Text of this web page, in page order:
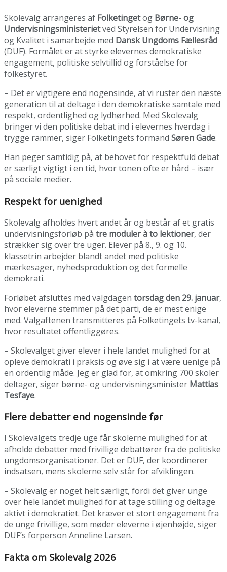
Skolevalg arrangeres af Folketingetog Børne- og
Undervisningsministerietved Styrelsen for Undervisning
og Kvalitet i samarbejde med Dansk Ungdoms Fællesråd
(DUF). Formålet er at styrke elevernes demokratiske
engagement, politiske selvtillid og forståelse for
folkestyret.
– Det er vigtigere end nogensinde, at vi ruster den næste
generation til at deltage i den demokratiske samtale med
respekt, ordentlighed og lydhørhed. Med Skolevalg
bringer vi den politiske debat ind i elevernes hverdag i
trygge rammer, siger Folketingets formand Søren Gade.
Han peger samtidig på, at behovet for respektfuld debat
er særligt vigtigt i en tid, hvor tonen ofte er hård – især
på sociale medier.
Respekt for uenighed
Skolevalg afholdes hvert andet år og består af et gratis
undervisningsforløb på tre moduler à to lektioner, der
strækker sig over tre uger. Elever på 8., 9. og 10.
klassetrin arbejder blandt andet med politiske
mærkesager, nyhedsproduktion og det formelle
demokrati.
Forløbet afsluttes med valgdagen torsdag den 29. januar,
hvor eleverne stemmer på det parti, de er mest enige
med. Valgaftenen transmitteres på Folketingets tv-kanal,
hvor resultatet offentliggøres.
– Skolevalget giver elever i hele landet mulighed for at
opleve demokrati i praksis og øve sig i at være uenige på
en ordentlig måde. Jeg er glad for, at omkring 700 skoler
deltager, siger børne- og undervisningsminister Mattias
Tesfaye.
Flere debatter end nogensinde før
I Skolevalgets tredje uge får skolerne mulighed for at
afholde debatter med frivillige debattører fra de politiske
ungdomsorganisationer. Det er DUF, der koordinerer
indsatsen, mens skolerne selv står for afviklingen.
– Skolevalg er noget helt særligt, fordi det giver unge
over hele landet mulighed for at tage stilling og deltage
aktivt i demokratiet. Det kræver et stort engagement fra
de unge frivillige, som møder eleverne i øjenhøjde, siger
DUF’s forperson Anneline Larsen.
Fakta om Skolevalg 2026